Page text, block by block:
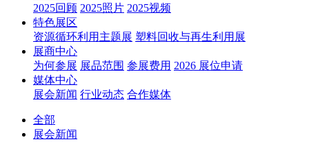
2025回顾 2025照片 2025视频
特色展区
资源循环利用主题展 塑料回收与再生利用展
展商中心
为何参展 展品范围 参展费用 2026 展位申请
媒体中心
展会新闻 行业动态 合作媒体
全部
展会新闻